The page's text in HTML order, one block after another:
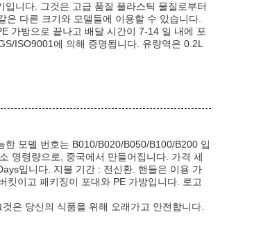
니다. 그것은 고급 품질 플라스틱 물질로부터
다른 크기와 모델들에 이용할 수 있습니다.
가방으로 끝나고 배달 시간이 7-14 일 내에 포
ISO9001에 의해 증명됩니다. 유량역은 0.2L
모델 번호는 B010/B020/B050/B100/B200 입
명령량으로, 중국에서 만들어집니다. 가격 세
입니다. 지불 기간 : 전신환. 핸들은 이용 가
킷이고 패키징이 포대와 PE 가방입니다. 로고
은 당신의 식품을 위해 오래가고 안전합니다.